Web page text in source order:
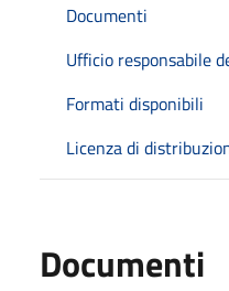
Documenti
Ufficio responsabile
Formati disponibili
Licenza di
Documenti